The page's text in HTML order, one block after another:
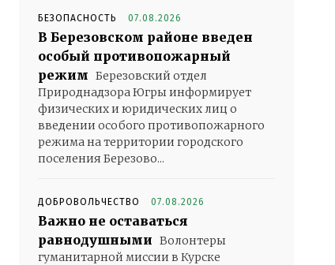
БЕЗОПАСНОСТЬ 07.08.2026
В Березовском районе введен
особый противопожарный
режим Березовский отдел
Природнадзора Югры информирует
физических и юридических лиц о
введении особого противопожарного
режима на территории городского
поселения Березово...
ДОБРОВОЛЬЧЕСТВО 07.08.2026
Важно не оставаться
равнодушными Волонтеры
гуманитарной миссии в Курске